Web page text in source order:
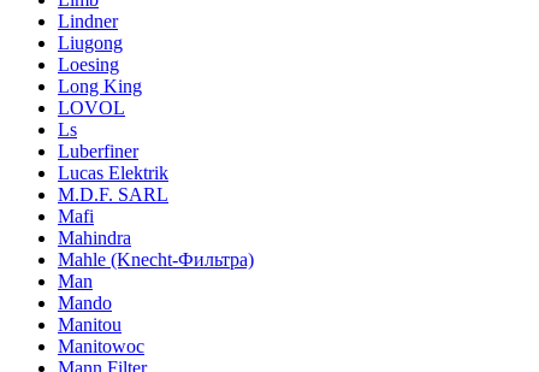
Lindner
Liugong
Loesing
Long King
LOVOL
Ls
Luberfiner
Lucas Elektrik
M.D.F. SARL
Mafi
Mahindra
Mahle (Knecht-Фильтра)
Man
Mando
Manitou
Manitowoc
Mann Filter